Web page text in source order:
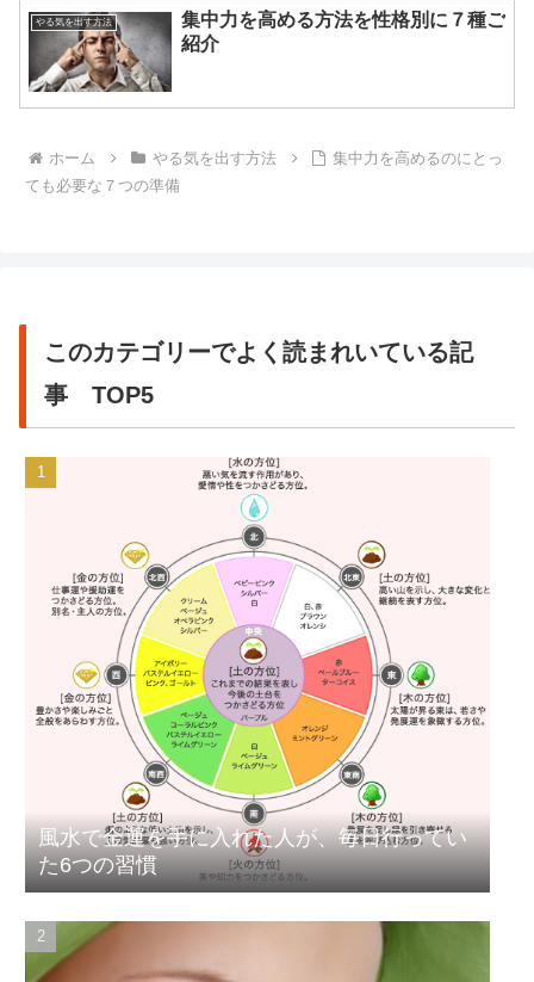
やる気を出す方法
集中力を高める方法を性格別に７種ご
紹介
ホーム やる気を出す方法
集中力を高めるのにとっ
ても必要な７つの準備
このカテゴリーでよく読まれいている記
事 TOP5
風水で金運を手に入れた人が、毎日行ってい
た6つの習慣